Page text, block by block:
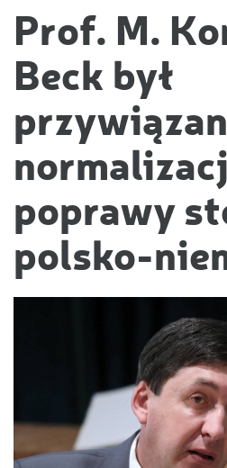
Prof. M.
Beck był
poprawy
polsko-